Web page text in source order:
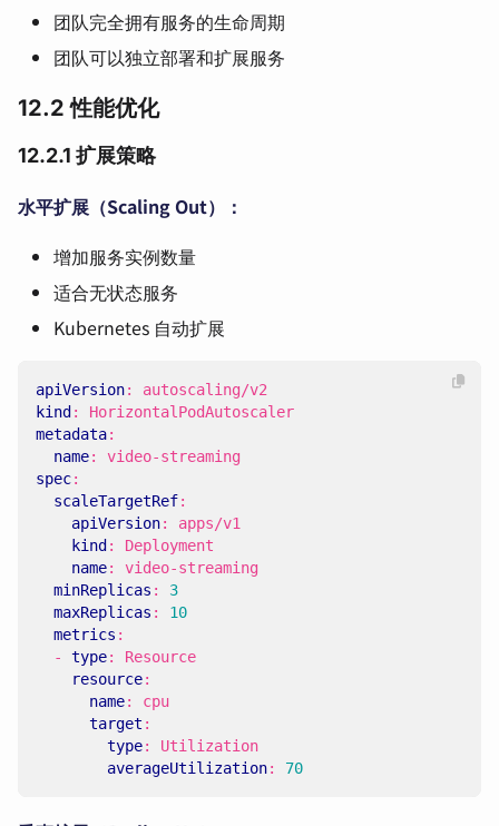
团队完全拥有服务的生命周期
团队可以独立部署和扩展服务
12.2 性能优化
12.2.1 扩展策略
水平扩展（Scaling Out）：
增加服务实例数量
适合无状态服务
Kubernetes 自动扩展
apiVersion:
autoscaling/v2
kind:
HorizontalPodAutoscaler
metadata:
name:
video-streaming
spec:
scaleTargetRef:
apiVersion:
apps/v1
kind:
Deployment
name:
video-streaming
minReplicas :
3
maxReplicas :
10
metrics :
- type:
Resource
resource:
name:
cpu
target :
type:
Utilization
averageUtilization: 70